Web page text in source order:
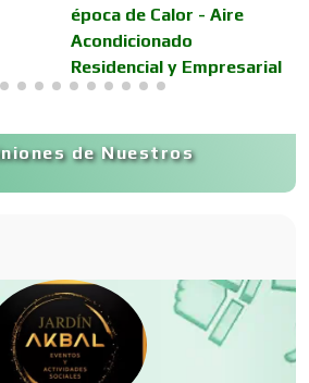
de Aluminio
época de Calor - Aire
Acondicionado
Residencial y Empresarial
de Nuestros